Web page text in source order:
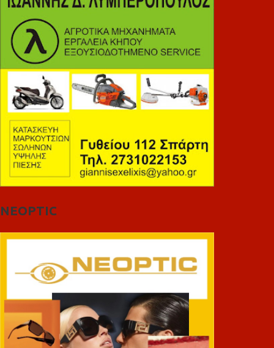
NEOPTIC